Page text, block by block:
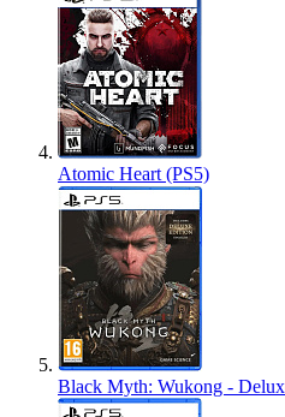
Atomic Heart (PS5)
Black Myth: Wukong -